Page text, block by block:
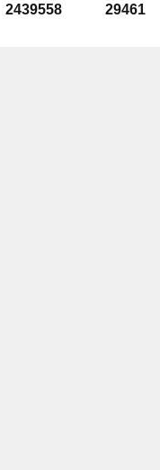
2439558 29461